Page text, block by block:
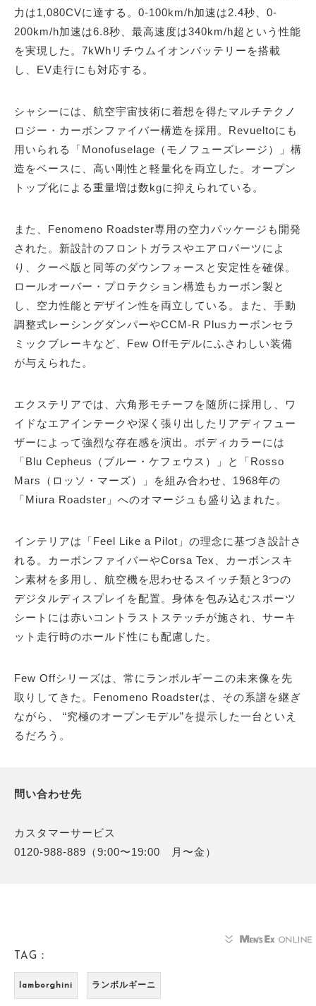
力は1,080CVに達する。0-100km/h加速は2.4秒、0-
200km/h加速は6.8秒、最高速度は340km/h超という性能
を実現した。7kWhリチウムイオンバッテリーを搭載
し、EV走行にも対応する。
シャシーには、航空宇宙技術に着想を得たマルチテクノ
ロジー・カーボンファイバー構造を採用。Revueltoにも
用いられる「Monofuselage（モノフューズレージ）」構
造をベースに、高い剛性と軽量化を両立した。オープン
トップ化による重量増は数kgに抑えられている。
また、Fenomeno Roadster専用の空力パッケージも開発
された。新設計のフロントガラスやエアロパーツによ
り、クーペ版と同等のダウンフォースと安定性を確保。
ロールオーバー・プロテクション構造もカーボン製と
し、空力性能とデザイン性を両立している。また、手動
調整式レーシングダンパーやCCM-R Plusカーボンセラ
ミックブレーキなど、Few Offモデルにふさわしい装備
が与えられた。
エクステリアでは、六角形モチーフを随所に採用し、ワ
イドなエアインテークや深く張り出したリアディフュー
ザーによって強烈な存在感を演出。ボディカラーには
「Blu Cepheus（ブルー・ケフェウス）」と「Rosso
Mars（ロッソ・マーズ）」を組み合わせ、1968年の
「Miura Roadster」へのオマージュも盛り込まれた。
インテリアは「Feel Like a Pilot」の理念に基づき設計さ
れる。カーボンファイバーやCorsa Tex、カーボンスキ
ン素材を多用し、航空機を思わせるスイッチ類と3つの
デジタルディスプレイを配置。身体を包み込むスポーツ
シートには赤いコントラストステッチが施され、サーキ
ット走行時のホールド性にも配慮した。
Few Offシリーズは、常にランボルギーニの未来像を先
取りしてきた。Fenomeno Roadsterは、その系譜を継ぎ
ながら、 “究極のオープンモデル”を提示した一台といえ
るだろう。
問い合わせ先
カスタマーサービス
0120-988-889（9:00〜19:00 月〜金）
TAG：
lamborghini ランボルギーニ